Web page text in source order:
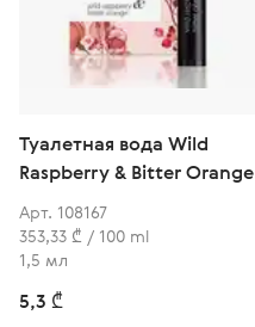
Туалетная вода Wild
Raspberry & Bitter Orange
Арт. 108167
353,33 ₾ / 100 ml
1,5 мл
5,3 ₾